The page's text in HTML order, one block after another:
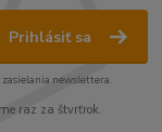
Prihlásiť sa
zasielania newslettera.
raz za štvrťrok.